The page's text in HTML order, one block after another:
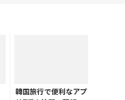
韓国旅行で便利なアプ